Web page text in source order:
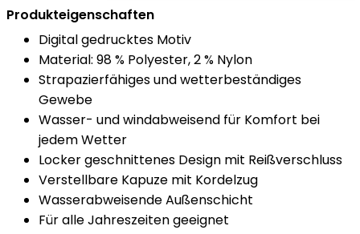
Produkteigenschaften
Digital gedrucktes Motiv
Material: 98 % Polyester, 2 % Nylon
Strapazierfähiges und wetterbeständiges
Gewebe
Wasser- und windabweisend für Komfort bei
jedem Wetter
Locker geschnittenes Design mit Reißverschluss
Verstellbare Kapuze mit Kordelzug
Wasserabweisende Außenschicht
Für alle Jahreszeiten geeignet